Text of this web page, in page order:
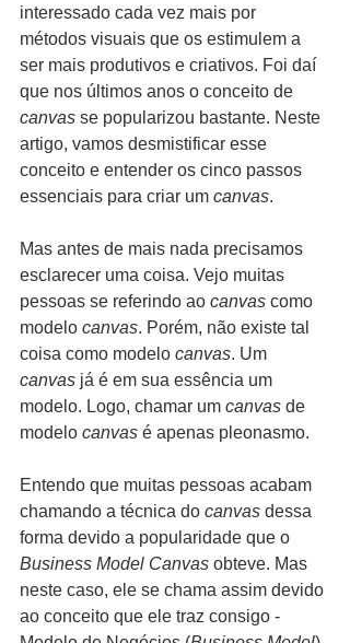
interessado cada vez mais por
métodos visuais que os estimulem a
ser mais produtivos e criativos. Foi daí
que nos últimos anos o conceito de
canvas se popularizou bastante. Neste
artigo, vamos desmistificar esse
conceito e entender os cinco passos
essenciais para criar um canvas.
Mas antes de mais nada precisamos
esclarecer uma coisa. Vejo muitas
pessoas se referindo ao canvas como
modelo canvas. Porém, não existe tal
coisa como modelo canvas. Um
canvas já é em sua essência um
modelo. Logo, chamar um canvas de
modelo canvas é apenas pleonasmo.
Entendo que muitas pessoas acabam
chamando a técnica do canvas dessa
forma devido a popularidade que o
Business Model Canvas obteve. Mas
neste caso, ele se chama assim devido
ao conceito que ele traz consigo -